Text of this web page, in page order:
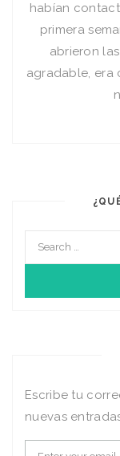
habían
primera
abrieron
agradable, era
Escribe tu
nuevas